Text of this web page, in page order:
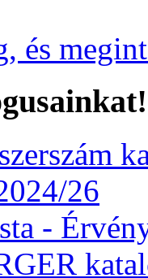
és
26
-